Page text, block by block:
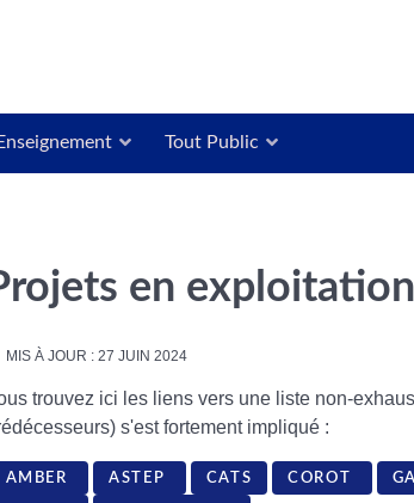
Tout Public
en exploitation
MIS À JOUR : 27 JUIN 2024
trouvez ici les liens vers une liste non-
s'est fortement impliqué :
AMBER ASTEP CATS COROT